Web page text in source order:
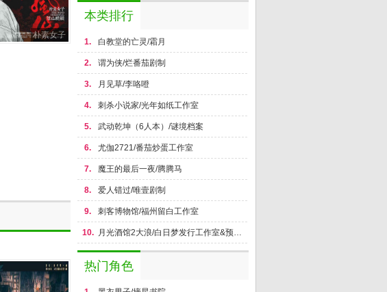
朴素女子
本类排行
1. 白教堂的亡灵/霜月
2. 谓为侠/烂番茄剧制
3. 月见草/李咯噔
4. 刺杀小说家/光年如纸工作室
5. 武动乾坤（6人本）/谜境档案
6. 尤伽2721/番茄炒蛋工作室
7. 魔王的最后一夜/腾腾马
8. 爱人错过/唯壹剧制
9. 刺客博物馆/福州留白工作室
10. 月光酒馆2大浪/白日梦发行工作室&预谋剧制
热门角色